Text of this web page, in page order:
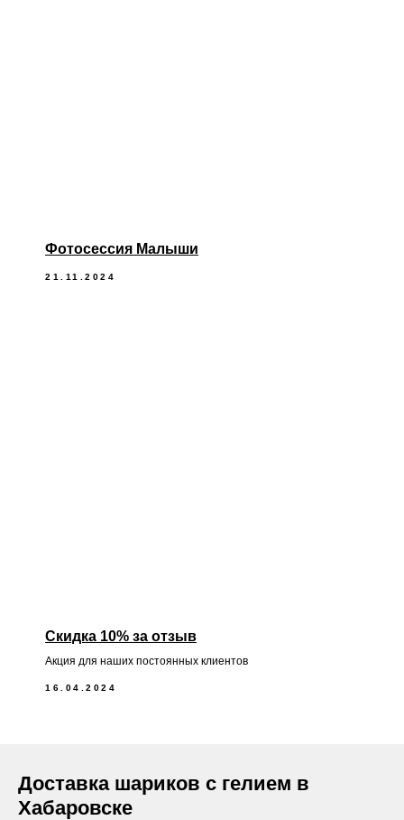
Фотосессия Малыши
21.11.2024
Скидка 10% за отзыв
Акция для наших постоянных клиентов
16.04.2024
Доставка шариков с гелием в
Хабаровске